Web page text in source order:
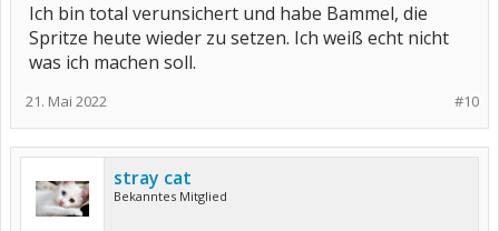
Ich bin total verunsichert und habe Bammel, die
Spritze heute wieder zu setzen. Ich weiß echt nicht
was ich machen soll.
#10
21. Mai 2022
stray cat
Bekanntes Mitglied